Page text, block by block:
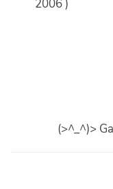
2006 )
(>^_^)>